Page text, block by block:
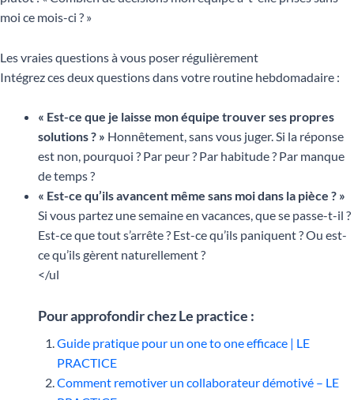
moi ce mois-ci ? »
Les vraies questions à vous poser régulièrement
Intégrez ces deux questions dans votre routine hebdomadaire :
« Est-ce que je laisse mon équipe trouver ses propres
solutions ? » Honnêtement, sans vous juger. Si la réponse
est non, pourquoi ? Par peur ? Par habitude ? Par manque
de temps ?
« Est-ce qu’ils avancent même sans moi dans la pièce ? »
Si vous partez une semaine en vacances, que se passe-t-il ?
Est-ce que tout s’arrête ? Est-ce qu’ils paniquent ? Ou est-
ce qu’ils gèrent naturellement ?
</ul
Pour approfondir chez Le practice :
Guide pratique pour un one to one efficace | LE
PRACTICE
Comment remotiver un collaborateur démotivé – LE